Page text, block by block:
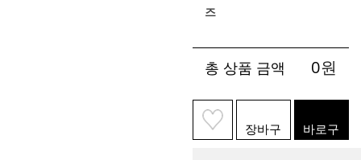
즈
총 상품 금액 0원
장바구 바로구